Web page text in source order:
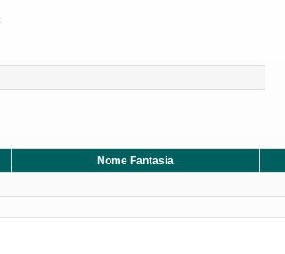
Nome Fantasia